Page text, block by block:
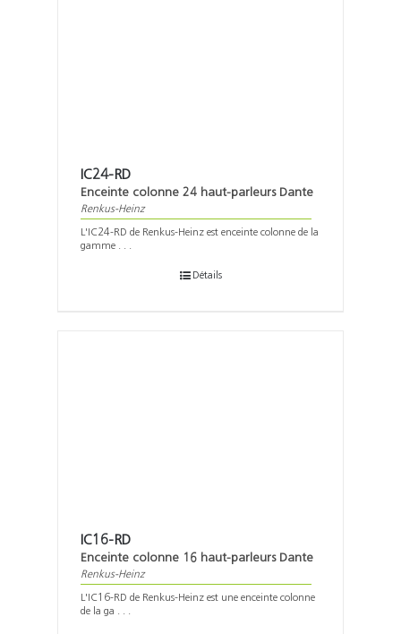
IC24-RD
Enceinte colonne 24 haut-parleurs Dante
Renkus-Heinz
L'IC24-RD de Renkus-Heinz est enceinte colonne de la
gamme . . .
Détails
IC16-RD
Enceinte colonne 16 haut-parleurs Dante
Renkus-Heinz
L'IC16-RD de Renkus-Heinz est une enceinte colonne
de la ga . . .